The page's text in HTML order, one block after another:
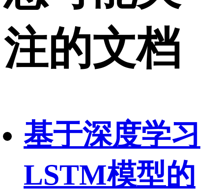
注的文档
基于深度学习
LSTM模型的